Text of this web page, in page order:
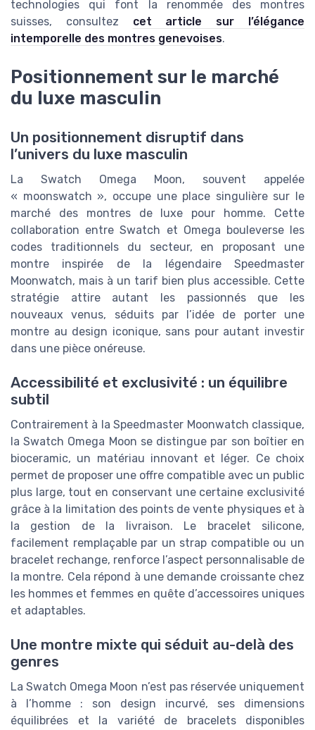
technologies qui font la renommée des montres
suisses, consultez cet article sur l’élégance
intemporelle des montres genevoises.
Positionnement sur le marché
du luxe masculin
Un positionnement disruptif dans
l’univers du luxe masculin
La Swatch Omega Moon, souvent appelée
« moonswatch », occupe une place singulière sur le
marché des montres de luxe pour homme. Cette
collaboration entre Swatch et Omega bouleverse les
codes traditionnels du secteur, en proposant une
montre inspirée de la légendaire Speedmaster
Moonwatch, mais à un tarif bien plus accessible. Cette
stratégie attire autant les passionnés que les
nouveaux venus, séduits par l’idée de porter une
montre au design iconique, sans pour autant investir
dans une pièce onéreuse.
Accessibilité et exclusivité : un équilibre
subtil
Contrairement à la Speedmaster Moonwatch classique,
la Swatch Omega Moon se distingue par son boîtier en
bioceramic, un matériau innovant et léger. Ce choix
permet de proposer une offre compatible avec un public
plus large, tout en conservant une certaine exclusivité
grâce à la limitation des points de vente physiques et à
la gestion de la livraison. Le bracelet silicone,
facilement remplaçable par un strap compatible ou un
bracelet rechange, renforce l’aspect personnalisable de
la montre. Cela répond à une demande croissante chez
les hommes et femmes en quête d’accessoires uniques
et adaptables.
Une montre mixte qui séduit au-delà des
genres
La Swatch Omega Moon n’est pas réservée uniquement
à l’homme : son design incurvé, ses dimensions
équilibrées et la variété de bracelets disponibles